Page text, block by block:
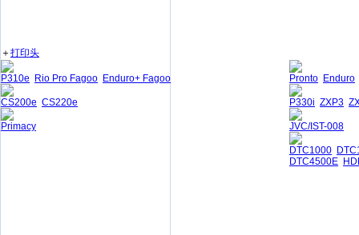
＋打印头
P310e Rio Pro Fagoo Enduro+ Fagoo
CS200e CS220e
Primacy
Pronto Enduro
P330i ZXP3
JVC/IST-008
DTC1000
DTC4500E